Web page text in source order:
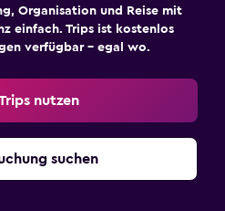
Organisation und Reise mit
einfach. Trips ist kostenlos
verfügbar – egal wo.
nutzen
suchen